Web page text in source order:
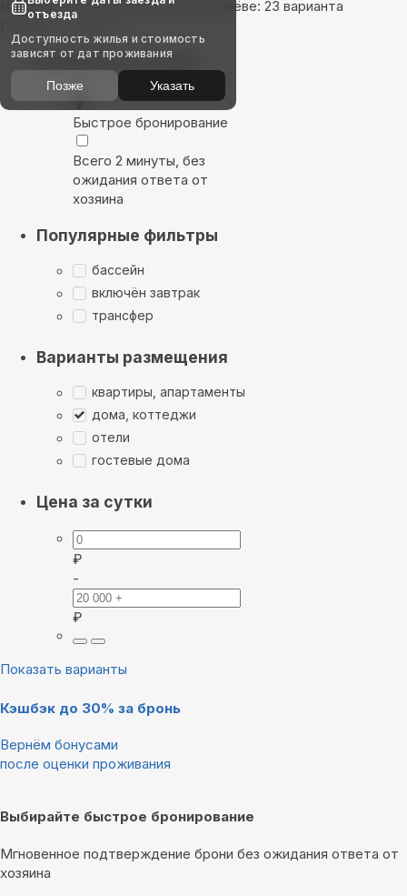
Найдём, где остановиться в Могилёве: 23 варианта
Показать на карте
Выбирайте лучшее
Быстрое бронирование
Всего 2 минуты, без
ожидания ответа от
хозяина
Популярные фильтры
бассейн
включён завтрак
трансфер
Варианты размещения
квартиры, апартаменты
дома, коттеджи
отели
гостевые дома
Цена за сутки
₽
-
₽
Показать варианты
Кэшбэк до 30% за бронь
Вернём бонусами
после оценки проживания
Выбирайте быстрое бронирование
Мгновенное подтверждение брони без ожидания ответа от
хозяина
отъезда
Доступность жилья и стоимость
зависят от дат проживания
Позже Указать